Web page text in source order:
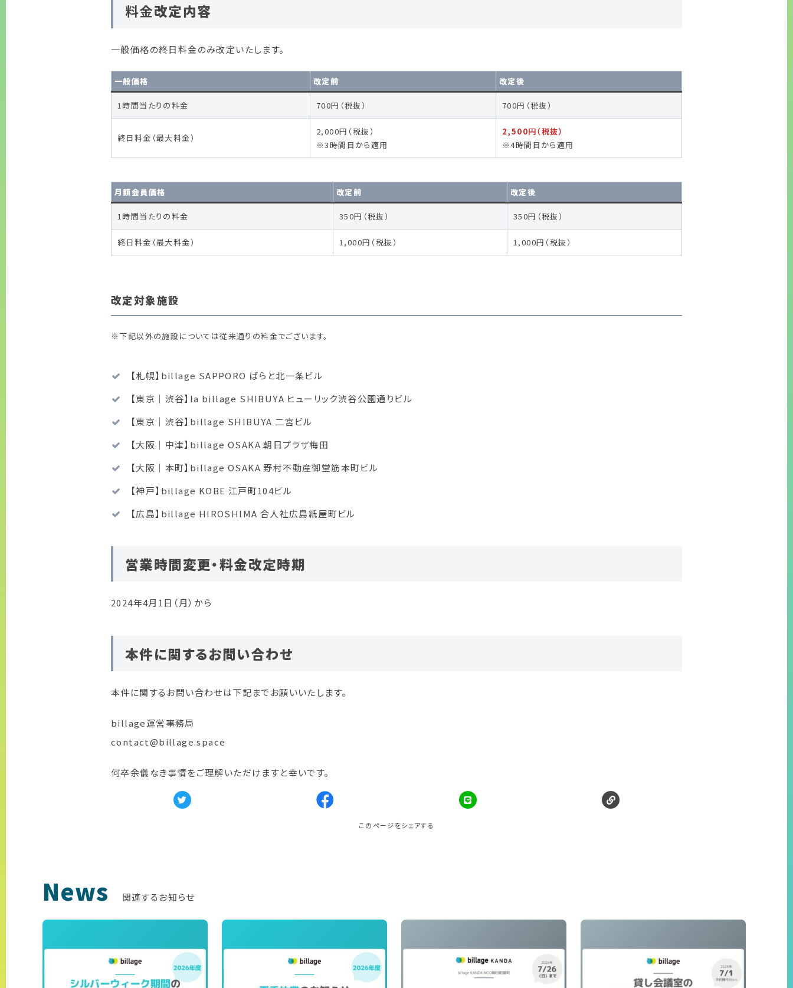
料金改定内容
一般価格の終日料金のみ改定いたします。
一般価格 改定前 改定後
1時間当たりの料金 700円（税抜） 700円（税抜）
終日料金（最大料金）
2,000円（税抜）
※3時間目から適用
2,500円（税抜）
※4時間目から適用
月額会員価格 改定前 改定後
1時間当たりの料金 350円（税抜） 350円（税抜）
終日料金（最大料金） 1,000円（税抜） 1,000円（税抜）
改定対象施設
※下記以外の施設については従来通りの料金でございます。
【札幌】billage SAPPORO ばらと北一条ビル
【東京｜渋谷】la billage SHIBUYA ヒューリック渋谷公園通りビル
【東京｜渋谷】billage SHIBUYA 二宮ビル
【大阪｜中津】billage OSAKA 朝日プラザ梅田
【大阪｜本町】billage OSAKA 野村不動産御堂筋本町ビル
【神戸】billage KOBE 江戸町104ビル
【広島】billage HIROSHIMA 合人社広島紙屋町ビル
営業時間変更・料金改定時期
2024年4月1日（月）から
本件に関するお問い合わせ
本件に関するお問い合わせは下記までお願いいたします。
billage運営事務局
contact@billage.space
何卒余儀なき事情をご理解いただけますと幸いです。
このページをシェアする
News 関連するお知らせ